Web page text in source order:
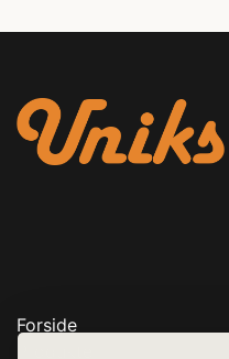
Forside